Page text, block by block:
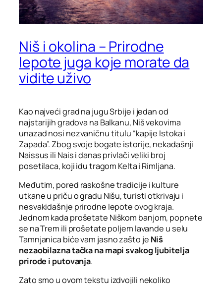
Niš i okolina – Prirodne
lepote juga koje morate da
vidite uživo
Kao najveći grad na jugu Srbije i jedan od
najstarijih gradova na Balkanu, Niš vekovima
unazad nosi nezvaničnu titulu “kapije Istoka i
Zapada”. Zbog svoje bogate istorije, nekadašnji
Naissus ili Nais i danas privlači veliki broj
posetilaca, koji idu tragom Kelta i Rimljana.
Međutim, pored raskošne tradicije i kulture
utkane u priču o gradu Nišu, turisti otkrivaju i
nesvakidašnje prirodne lepote ovog kraja.
Jednom kada prošetate Niškom banjom, popnete
se na Trem ili prošetate poljem lavande u selu
Tamnjanica biće vam jasno zašto je Niš
nezaobilazna tačka na mapi svakog ljubitelja
prirode i putovanja.
Zato smo u ovom tekstu izdvojili nekoliko